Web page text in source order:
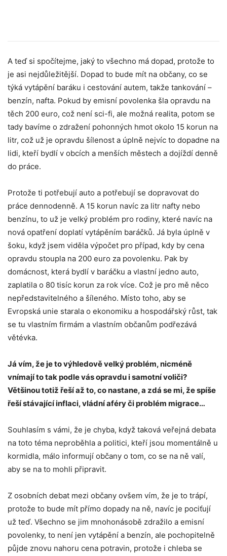
A teď si spočítejme, jaký to všechno má dopad, protože to
je asi nejdůležitější. Dopad to bude mít na občany, co se
týká vytápění baráku i cestování autem, takže tankování –
benzín, nafta. Pokud by emisní povolenka šla opravdu na
těch 200 euro, což není sci-fi, ale možná realita, potom se
tady bavíme o zdražení pohonných hmot okolo 15 korun na
litr, což už je opravdu šílenost a úplně nejvíc to dopadne na
lidi, kteří bydlí v obcích a menších městech a dojíždí denně
do práce.
Protože ti potřebují auto a potřebují se dopravovat do
práce dennodenně. A 15 korun navíc za litr nafty nebo
benzínu, to už je velký problém pro rodiny, které navíc na
nová opatření doplatí vytápěním baráčků. Já byla úplně v
šoku, když jsem viděla výpočet pro případ, kdy by cena
opravdu stoupla na 200 euro za povolenku. Pak by
domácnost, která bydlí v baráčku a vlastní jedno auto,
zaplatila o 80 tisíc korun za rok více. Což je pro mě něco
nepředstavitelného a šíleného. Místo toho, aby se
Evropská unie starala o ekonomiku a hospodářský růst, tak
se tu vlastním firmám a vlastním občanům podřezává
větévka.
Já vím, že je to výhledově velký problém, nicméně
vnímají to tak podle vás opravdu i samotní voliči?
Většinou totiž řeší až to, co nastane, a zdá se mi, že spíše
řeší stávající inflaci, vládní aféry či problém migrace…
Souhlasím s vámi, že je chyba, když taková veřejná debata
na toto téma neproběhla a politici, kteří jsou momentálně u
kormidla, málo informují občany o tom, co se na ně valí,
aby se na to mohli připravit.
Z osobních debat mezi občany ovšem vím, že je to trápí,
protože to bude mít přímo dopady na ně, navíc je pociťují
už teď. Všechno se jim mnohonásobě zdražilo a emisní
povolenky, to není jen vytápění a benzín, ale pochopitelně
půjde znovu nahoru cena potravin, protože i chleba se